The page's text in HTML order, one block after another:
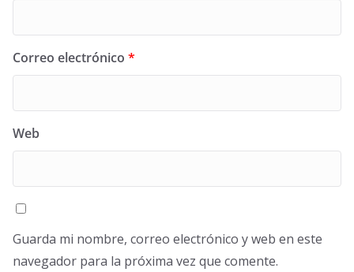
Correo electrónico *
Web
Guarda mi nombre, correo electrónico y web en este
navegador para la próxima vez que comente.